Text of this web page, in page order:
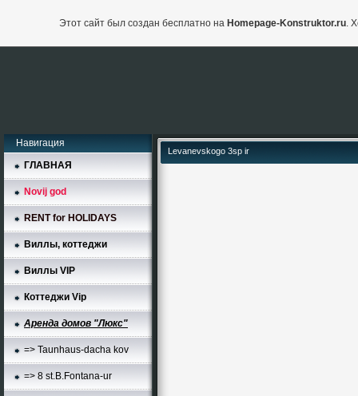
Навигация
ГЛАВНАЯ
Novij god
RENT for HOLIDAYS
Виллы, коттеджи
Виллы VIP
Коттеджи Vip
Аренда домов "Люкс"
=> Taunhaus-dacha kov
=> 8 st.B.Fontana-ur
Levanevskogo 3sp ir
Этот сайт был создан бесплатно на Homepage-Konstruktor.ru.